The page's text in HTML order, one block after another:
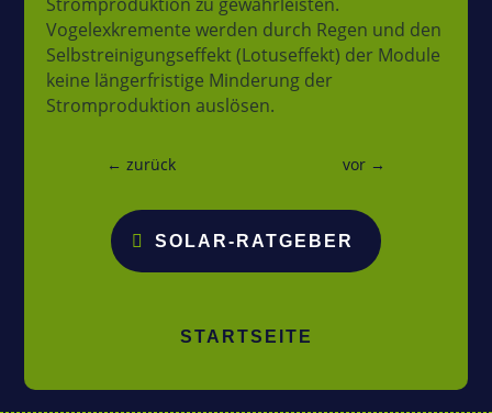
Ratgeber
Über
uns
Folgen
Folgen
Vogelexkremente werden durch Regen und den
Selbstreinigungseffekt (Lotuseffekt) der Module
keine längerfristige Minderung der
Stromproduktion auslösen.
← zurück vor →
SOLAR-RATGEBER
STARTSEITE